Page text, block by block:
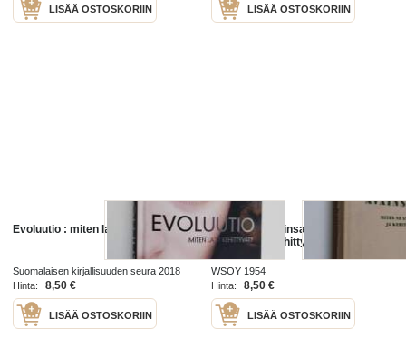
LISÄÄ OSTOSKORIIN LISÄÄ OSTOSKORIIN
Evoluutio : miten lajit kehittyvät?
Suomalaisen kirjallisuuden seura 2018
Hinta:
8,50 €
LISÄÄ OSTOSKORIIN
Kulttuurin avainsanoja : miten ne
syntyvät ja kehittyvät
WSOY 1954
Hinta:
8,50 €
LISÄÄ OSTOSKORIIN